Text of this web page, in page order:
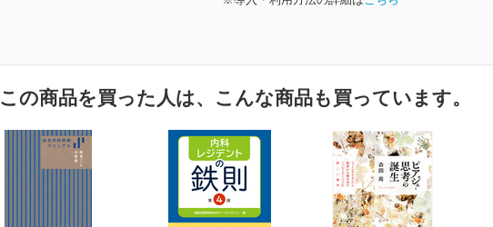
この商品を買った人は、こんな商品も買っています。